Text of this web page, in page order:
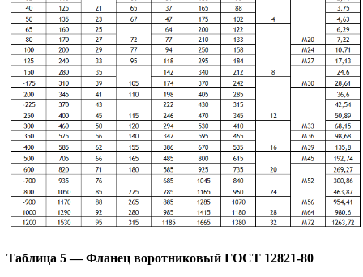
Таблица 5 — Фланец воротниковый ГОСТ 12821-80